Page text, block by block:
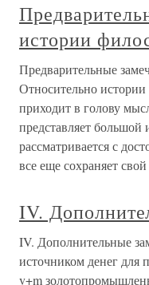
истории
Предварительные
Относительно
приходит в голову
представляет большой
рассматривается с
все еще сохраняет свой
IV.
IV. Дополнительные
источником денег для
v+m